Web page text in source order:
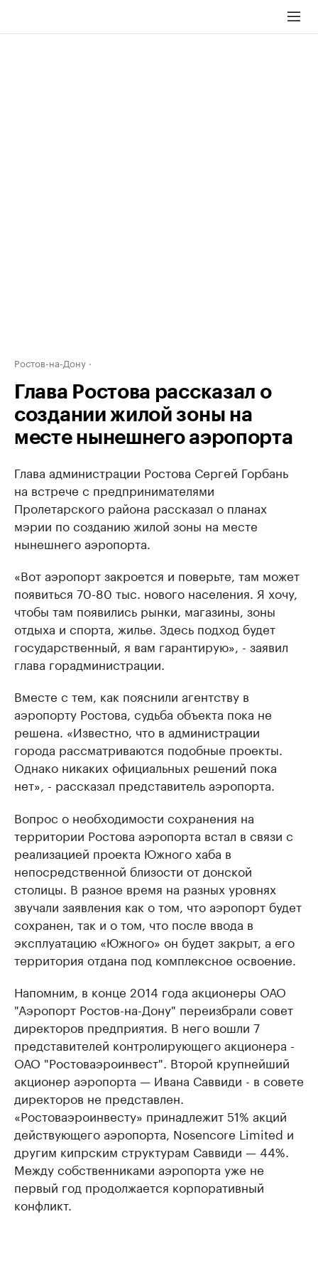
Ростов-на-Дону
Глава Ростова рассказал о
создании жилой зоны на
месте нынешнего аэропорта
Глава администрации Ростова Сергей Горбань
на встрече с предпринимателями
Пролетарского района рассказал о планах
мэрии по созданию жилой зоны на месте
нынешнего аэропорта.
«Вот аэропорт закроется и поверьте, там может
появиться 70-80 тыс. нового населения. Я хочу,
чтобы там появились рынки, магазины, зоны
отдыха и спорта, жилье. Здесь подход будет
государственный, я вам гарантирую», - заявил
глава горадминистрации.
Вместе с тем, как пояснили агентству в
аэропорту Ростова, судьба объекта пока не
решена. «Известно, что в администрации
города рассматриваются подобные проекты.
Однако никаких официальных решений пока
нет», - рассказал представитель аэропорта.
Вопрос о необходимости сохранения на
территории Ростова аэропорта встал в связи с
реализацией проекта Южного хаба в
непосредственной близости от донской
столицы. В разное время на разных уровнях
звучали заявления как о том, что аэропорт будет
сохранен, так и о том, что после ввода в
эксплуатацию «Южного» он будет закрыт, а его
территория отдана под комплексное освоение.
Напомним, в конце 2014 года акционеры ОАО
"Аэропорт Ростов-на-Дону" переизбрали совет
директоров предприятия. В него вошли 7
представителей контролирующего акционера -
ОАО "Ростоваэроинвест". Второй крупнейший
акционер аэропорта — Ивана Саввиди - в совете
директоров не представлен.
«Ростоваэроинвесту» принадлежит 51% акций
действующего аэропорта, Nosencore Limited и
другим кипрским структурам Саввиди — 44%.
Между собственниками аэропорта уже не
первый год продолжается корпоративный
конфликт.